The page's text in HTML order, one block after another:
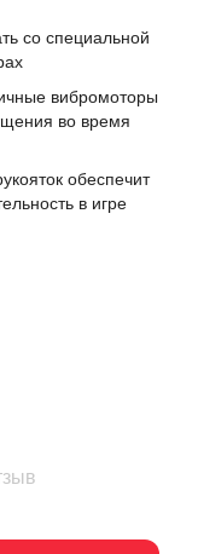
со специальной
вибромоторы
во время
обеспечит
в игре